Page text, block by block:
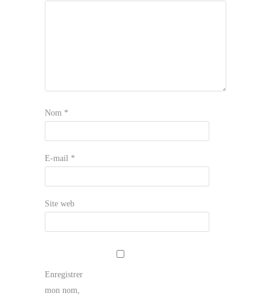
Nom *
E-mail *
Site web
Enregistrer
mon nom,